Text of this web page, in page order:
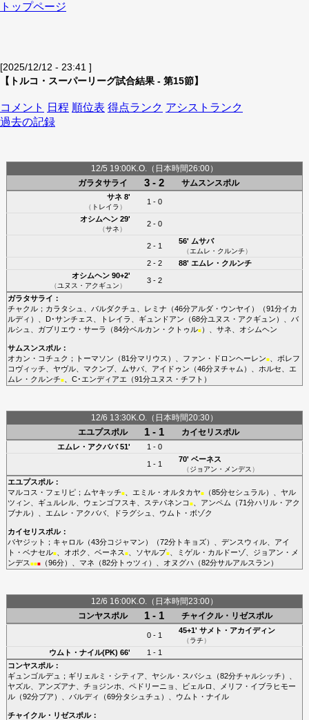
トップページ
[2025/12/12 - 23:41 ]
【トルコ・スーパーリーグ試合結果 - 第15節】
コメント 日程 順位表 得点ランク アシストランク
過去の記録
12/5 19:00K.O.（日本時間26:00）
ガラタサライ
3 - 2 サムスンスポル
サネ8'
（ トレイラ）
1 - 0
オシムヘン29'
（サネ）
2 - 0
2 - 1
56' ムサバ
（エムレ・クルンチ）
2 - 2 88' エムレ・クルンチ
オシムヘン90+2'
（ユヌス・アクギュン）
3 - 2
ガラタサライ ：
チャクル； カラタシュ バルダクチュ レミナ （46分アルダ・ウンヤイ ）（91分イカ
ルディ ）、 D･サンチェス トレイラ ギュンドアン （68分ユヌス・アクギュン ）、 バ
ルシュ
ガブリエウ・サーラ （84分ベルカン・クトゥル■）、 サネ オシムヘン
サムスンスポル：
オカン・コチュク ； トーマソン （81分マリウス ）、 ファン・ドロンヘーレン■、 ボレフ
コヴィッチ
ヤヴル、 マクンブ、 ムサバ、 アイドゥン （46分ヌチャム ）、 ホルセ
エ
ムレ・クルンチ■、 C･エンディアエ （91分ユヌス・チフト ）
12/6 13:30K.O.（日本時間20:30）
エユプスポル
1 - 1 カイセリスポル
エムレ・アクババ51' 1 - 0
1 - 1
70' ベーネス
（ジョアン・メンデス ）
エユプスポル：
マルコス・フェリピ； ムヤキッチ■、 エミル・オルタカヤ■（85分セシュラル）、 ヤル
ツィン
ギュルレル、 ウェンゴフスキ ステパネンコ ■、 アンペム （71分ハリル・アク
ブナル）、 エムレ・アクババ、 ドラグシュ ウムト・ボゾク
カイセリスポル：
バヤジット ； キャロル（43分コジャマン ）（72分トキョズ）、 デンスウィル、 アイ
ト・ベナセル■、 オポク ベーネス ■、 ソヤルプ■、 ミゲル・カルドーゾ、 ジョアン・メ
ンデス ■■■（96分）、 マネ （82分トゥツィ ）、 オヌグハ（82分サルアルスラン ）
12/6 16:00K.O.（日本時間23:00）
コンヤスポル
1 - 1 チャイクル・リゼスポル
0 - 1
45+1' サメト・アカイディン
（ラチ）
ウムト・ナイル(PK) 66'
1 - 1
コンヤスポル：
ギュンゴルデュ
； ギリェルミ・シティア ヤシル・スバシュ （82分チャルシッチ ）、
ヤズル、 アンズアナ チョジンホ ペドリーニョ ビェルロ
メリフ・イブラヒモー
ル（92分ブア ）、 バルディ （69分タシュチュ ）、 ウムト・ナイル
チャイクル・リゼスポル：